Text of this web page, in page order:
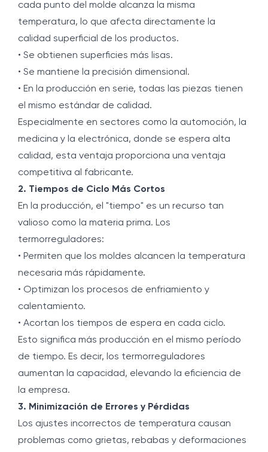
cada punto del molde alcanza la misma
temperatura, lo que afecta directamente la
calidad superficial de los productos.
• Se obtienen superficies más lisas.
• Se mantiene la precisión dimensional.
• En la producción en serie, todas las piezas tienen
el mismo estándar de calidad.
Especialmente en sectores como la automoción, la
medicina y la electrónica, donde se espera alta
calidad, esta ventaja proporciona una ventaja
competitiva al fabricante.
2. Tiempos de Ciclo Más Cortos
En la producción, el "tiempo" es un recurso tan
valioso como la materia prima. Los
termorreguladores:
• Permiten que los moldes alcancen la temperatura
necesaria más rápidamente.
• Optimizan los procesos de enfriamiento y
calentamiento.
• Acortan los tiempos de espera en cada ciclo.
Esto significa más producción en el mismo período
de tiempo. Es decir, los termorreguladores
aumentan la capacidad, elevando la eficiencia de
la empresa.
3. Minimización de Errores y Pérdidas
Los ajustes incorrectos de temperatura causan
problemas como grietas, rebabas y deformaciones